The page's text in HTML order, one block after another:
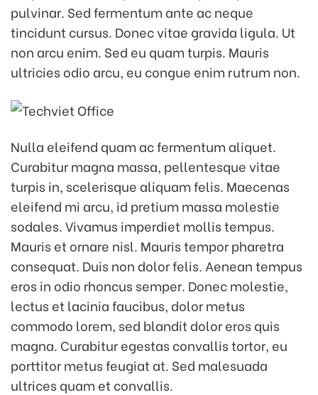
pulvinar. Sed fermentum ante ac neque
tincidunt cursus. Donec vitae gravida ligula. Ut
non arcu enim. Sed eu quam turpis. Mauris
ultricies odio arcu, eu congue enim rutrum non.
Nulla eleifend quam ac fermentum aliquet.
Curabitur magna massa, pellentesque vitae
turpis in, scelerisque aliquam felis. Maecenas
eleifend mi arcu, id pretium massa molestie
sodales. Vivamus imperdiet mollis tempus.
Mauris et ornare nisl. Mauris tempor pharetra
consequat. Duis non dolor felis. Aenean tempus
eros in odio rhoncus semper. Donec molestie,
lectus et lacinia faucibus, dolor metus
commodo lorem, sed blandit dolor eros quis
magna. Curabitur egestas convallis tortor, eu
porttitor metus feugiat at. Sed malesuada
ultrices quam et convallis.